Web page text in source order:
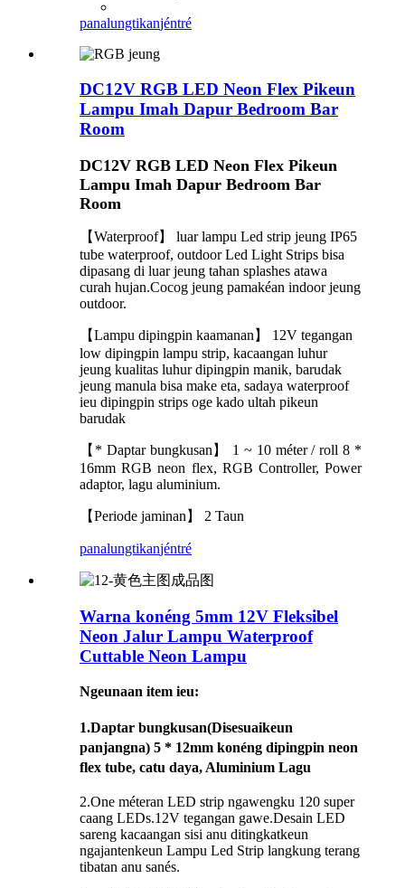
panalungtikanjéntré
DC12V RGB LED Neon Flex Pikeun
Lampu Imah Dapur Bedroom Bar
Room
DC12V RGB LED Neon Flex Pikeun
Lampu Imah Dapur Bedroom Bar
Room
【Waterproof】 luar lampu Led strip jeung IP65
tube waterproof, outdoor Led Light Strips bisa
dipasang di luar jeung tahan splashes atawa
curah hujan.Cocog jeung pamakéan indoor jeung
outdoor.
【Lampu dipingpin kaamanan】 12V tegangan
low dipingpin lampu strip, kacaangan luhur
jeung kualitas luhur dipingpin manik, barudak
jeung manula bisa make eta, sadaya waterproof
ieu dipingpin strips oge kado ultah pikeun
barudak
【* Daptar bungkusan】 1 ~ 10 méter / roll 8 *
16mm RGB neon flex, RGB Controller, Power
adaptor, lagu aluminium.
【Periode jaminan】 2 Taun
panalungtikanjéntré
Warna konéng 5mm 12V Fleksibel
Neon Jalur Lampu Waterproof
Cuttable Neon Lampu
Ngeunaan item ieu:
1.Daptar bungkusan(Disesuaikeun
panjangna) 5 * 12mm konéng dipingpin neon
flex tube, catu daya, Aluminium Lagu
2.One méteran LED strip ngawengku 120 super
caang LEDs.12V tegangan gawe.Desain LED
sareng kacaangan sisi anu ditingkatkeun
ngajantenkeun Lampu Led Strip langkung terang
tibatan anu sanés.